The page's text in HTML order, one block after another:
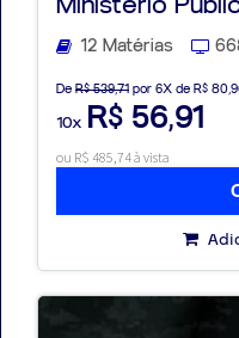
12 Matérias
De R$ 539,71 por 6X de R$
10x R$ 56,91
ou R$ 485,74 à vista